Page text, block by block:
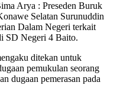
Arya : Preseden Buruk
Selatan Surunuddin
Dalam Negeri terkait
SD Negeri 4 Baito.
ditekan untuk
pemukulan seorang
dugaan pemerasan pada